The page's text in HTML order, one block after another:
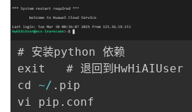
# 安装python 依赖
exit   # 退回到HwHiAIUser
cd ~/ . pip
vi pip .